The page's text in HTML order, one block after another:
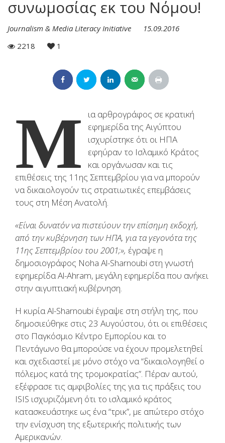
συνωμοσίας εκ του Νόμου!
Journalism & Media Literacy Initiative
15.09.2016
2218
1
Μ
ια αρθρογράφος σε κρατική
εφημερίδα της Αιγύπτου
ισχυρίστηκε ότι οι ΗΠΑ
εφηύραν το Ισλαμικό Κράτος
και οργάνωσαν και τις
επιθέσεις της 11ης Σεπτεμβρίου για να μπορούν
να δικαιολογούν τις στρατιωτικές επεμβάσεις
τους στη Μέση Ανατολή.
«Είναι δυνατόν να πιστεύουν την επίσημη εκδοχή,
από την κυβέρνηση των ΗΠΑ, για τα γεγονότα της
11ης Σεπτεμβρίου του 2001;», έγραψε η
δημοσιογράφος Noha Al-Sharnoubi στη γνωστή
εφημερίδα Al-Ahram, μεγάλη εφημερίδα που ανήκει
στην αιγυπτιακή κυβέρνηση.
Η κυρία Al-Sharnoubi έγραψε στη στήλη της, που
δημοσιεύθηκε στις 23 Αυγούστου, ότι οι επιθέσεις
στο Παγκόσμιο Κέντρο Εμπορίου και το
Πεντάγωνο θα μπορούσε να έχουν προμελετηθεί
και σχεδιαστεί με μόνο στόχο να “δικαιολογηθεί ο
πόλεμος κατά της τρομοκρατίας”. Πέραν αυτού,
εξέφρασε τις αμφιβολίες της για τις πράξεις του
ISIS ισχυριζόμενη ότι το ισλαμικό κράτος
κατασκευάστηκε ως ένα “τρικ”, με απώτερο στόχο
την ενίσχυση της εξωτερικής πολιτικής των
Αμερικανών.